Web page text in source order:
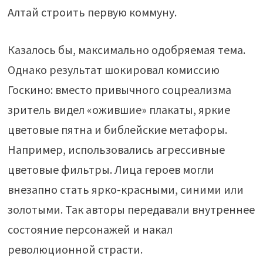
Алтай строить первую коммуну.
Казалось бы, максимально одобряемая тема.
Однако результат шокировал комиссию
Госкино: вместо привычного соцреализма
зритель видел «ожившие» плакаты, яркие
цветовые пятна и библейские метафоры.
Например, использовались агрессивные
цветовые фильтры. Лица героев могли
внезапно стать ярко-красными, синими или
золотыми. Так авторы передавали внутреннее
состояние персонажей и накал
революционной страсти.